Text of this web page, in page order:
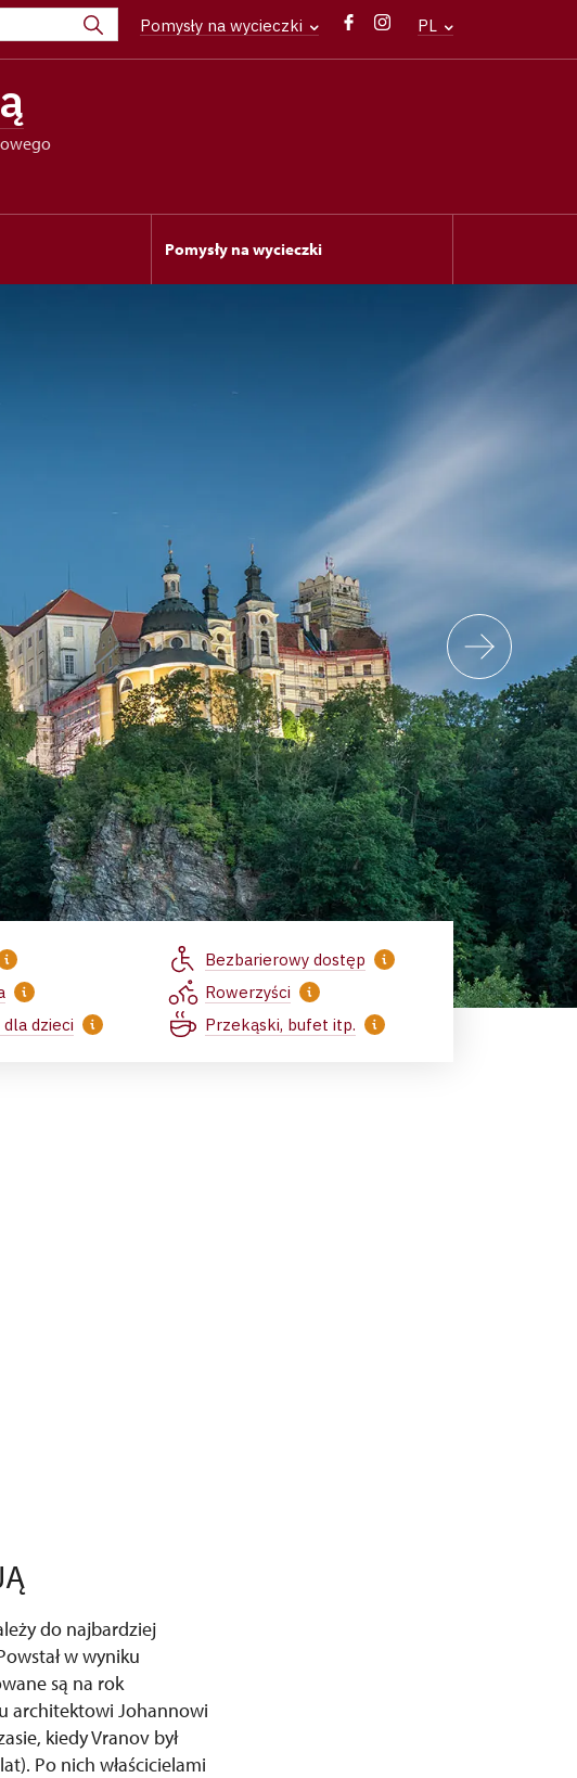
Pomysły na wycieczki PL
Pomysły na wycieczki
Bezbarierowy dostęp
Rowerzyści
dzieci
Przekąski, bufet itp.
do najbardziej
w wyniku
są na rok
architektowi Johannowi
kiedy Vranov był
Po nich właścicielami